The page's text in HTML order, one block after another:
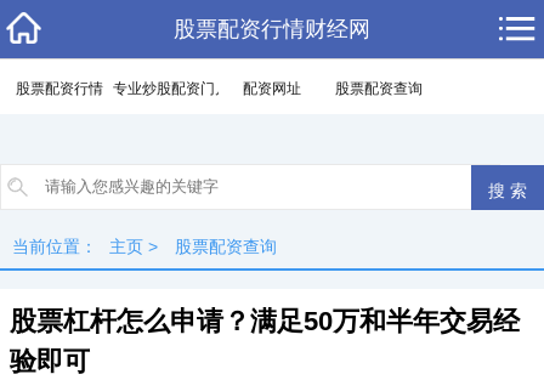
股票配资行情财经网
股票配资行情 专业炒股配资门户 配资网址 股票配资查询
当前位置： 主页 > 股票配资查询
股票杠杆怎么申请？满足50万和半年交易经
验即可